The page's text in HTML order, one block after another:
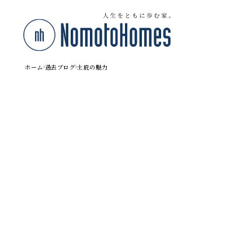
ホーム 過去ブログ 土庇の魅力